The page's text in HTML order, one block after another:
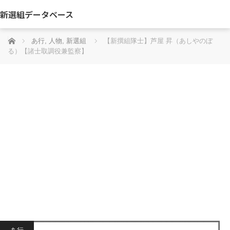
新選組データベース
ホーム あ行, 人物, 新選組
【新撰組隊士】芦屋 昇（あしやのぼ
る）【諸士取調役兼監察】